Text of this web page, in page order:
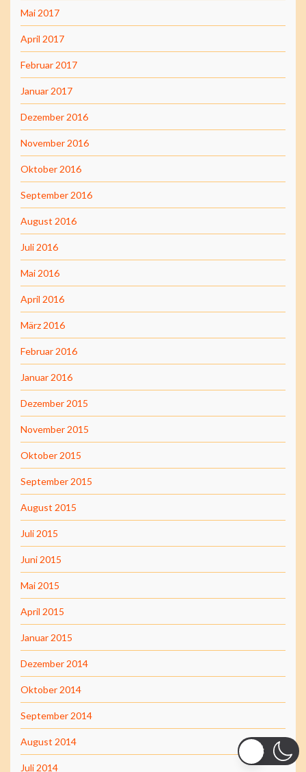
Mai 2017
April 2017
Februar 2017
Januar 2017
Dezember 2016
November 2016
Oktober 2016
September 2016
August 2016
Juli 2016
Mai 2016
April 2016
März 2016
Februar 2016
Januar 2016
Dezember 2015
November 2015
Oktober 2015
September 2015
August 2015
Juli 2015
Juni 2015
Mai 2015
April 2015
Januar 2015
Dezember 2014
Oktober 2014
September 2014
August 2014
Juli 2014